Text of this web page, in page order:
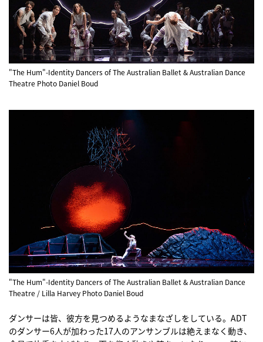
"The Hum"-Identity Dancers of The Australian Ballet & Australian Dance
Theatre Photo Daniel Boud
"The Hum"-Identity Dancers of The Australian Ballet & Australian Dance
Theatre / Lilla Harvey Photo Daniel Boud
ダンサーは皆、彼方を見つめるようなまなざしをしている。ADT
のダンサー6人が加わった17人のアンサンブルは絶えまなく動き、